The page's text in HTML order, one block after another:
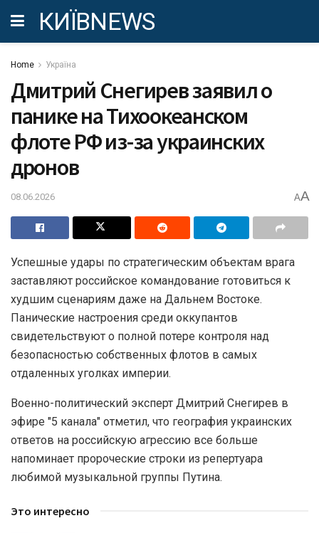
КИЇВNEWS
Home Україна
Дмитрий Снегирев заявил о
панике на Тихоокеанском
флоте РФ из-за украинских
дронов
08.06.2026 AA
Успешные удары по стратегическим объектам врага
заставляют российское командование готовиться к
худшим сценариям даже на Дальнем Востоке.
Панические настроения среди оккупантов
свидетельствуют о полной потере контроля над
безопасностью собственных флотов в самых
отдаленных уголках империи.
Военно-политический эксперт Дмитрий Снегирев в
эфире "5 канала" отметил, что география украинских
ответов на российскую агрессию все больше
напоминает пророческие строки из репертуара
любимой музыкальной группы Путина.
Это интересно